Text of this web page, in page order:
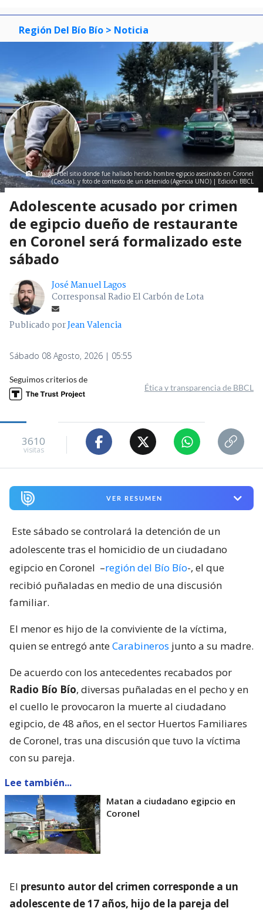
Región Del Bío Bío > Noticia
Imagen del sitio donde fue hallado herido hombre egipcio asesinado en Coronel
(Cedida); y foto de contexto de un detenido (Agencia UNO) | Edición BBCL
Adolescente acusado por crimen
de egipcio dueño de restaurante
en Coronel será formalizado este
sábado
José Manuel Lagos
Corresponsal Radio El Carbón de Lota
Publicado porJean Valencia
Sábado 08 Agosto, 2026 | 05:55
Seguimos criterios de
Ética y transparencia de BBCL
3610
visitas
VER RESUMEN
Este sábado se controlará la detención de un
adolescente tras el homicidio de un ciudadano
egipcio en Coronel –región del Bío Bío-, el que
recibió puñaladas en medio de una discusión
familiar.
El menor es hijo de la conviviente de la víctima,
quien se entregó anteCarabineros junto a su madre.
De acuerdo con los antecedentes recabados por
Radio Bío Bío, diversas puñaladas en el pecho y en
el cuello le provocaron la muerte al ciudadano
egipcio, de 48 años, en el sector Huertos Familiares
de Coronel, tras una discusión que tuvo la víctima
con su pareja.
Lee también...
Matan a ciudadano egipcio en
Coronel
El presunto autor del crimen corresponde a un
adolescente de 17 años, hijo de la pareja del